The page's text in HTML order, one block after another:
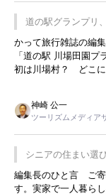
道の駅グランプリ
かって旅行雑誌の編
「道の駅 川場田園
初は川場村？ どこに
永井 彰一社長にイン
した。プレゼンも巧
は、従業員に東京デ
の何かを理解しても
プレミアムヨーグル
です。永井社長は、
ことに目をつけ、高
事を懐かしく読みま
神崎 公一
ツーリズムメディア
シニアの住まい選
暮らし
編集長のひと言 ご寄
す。実家で一人暮ら